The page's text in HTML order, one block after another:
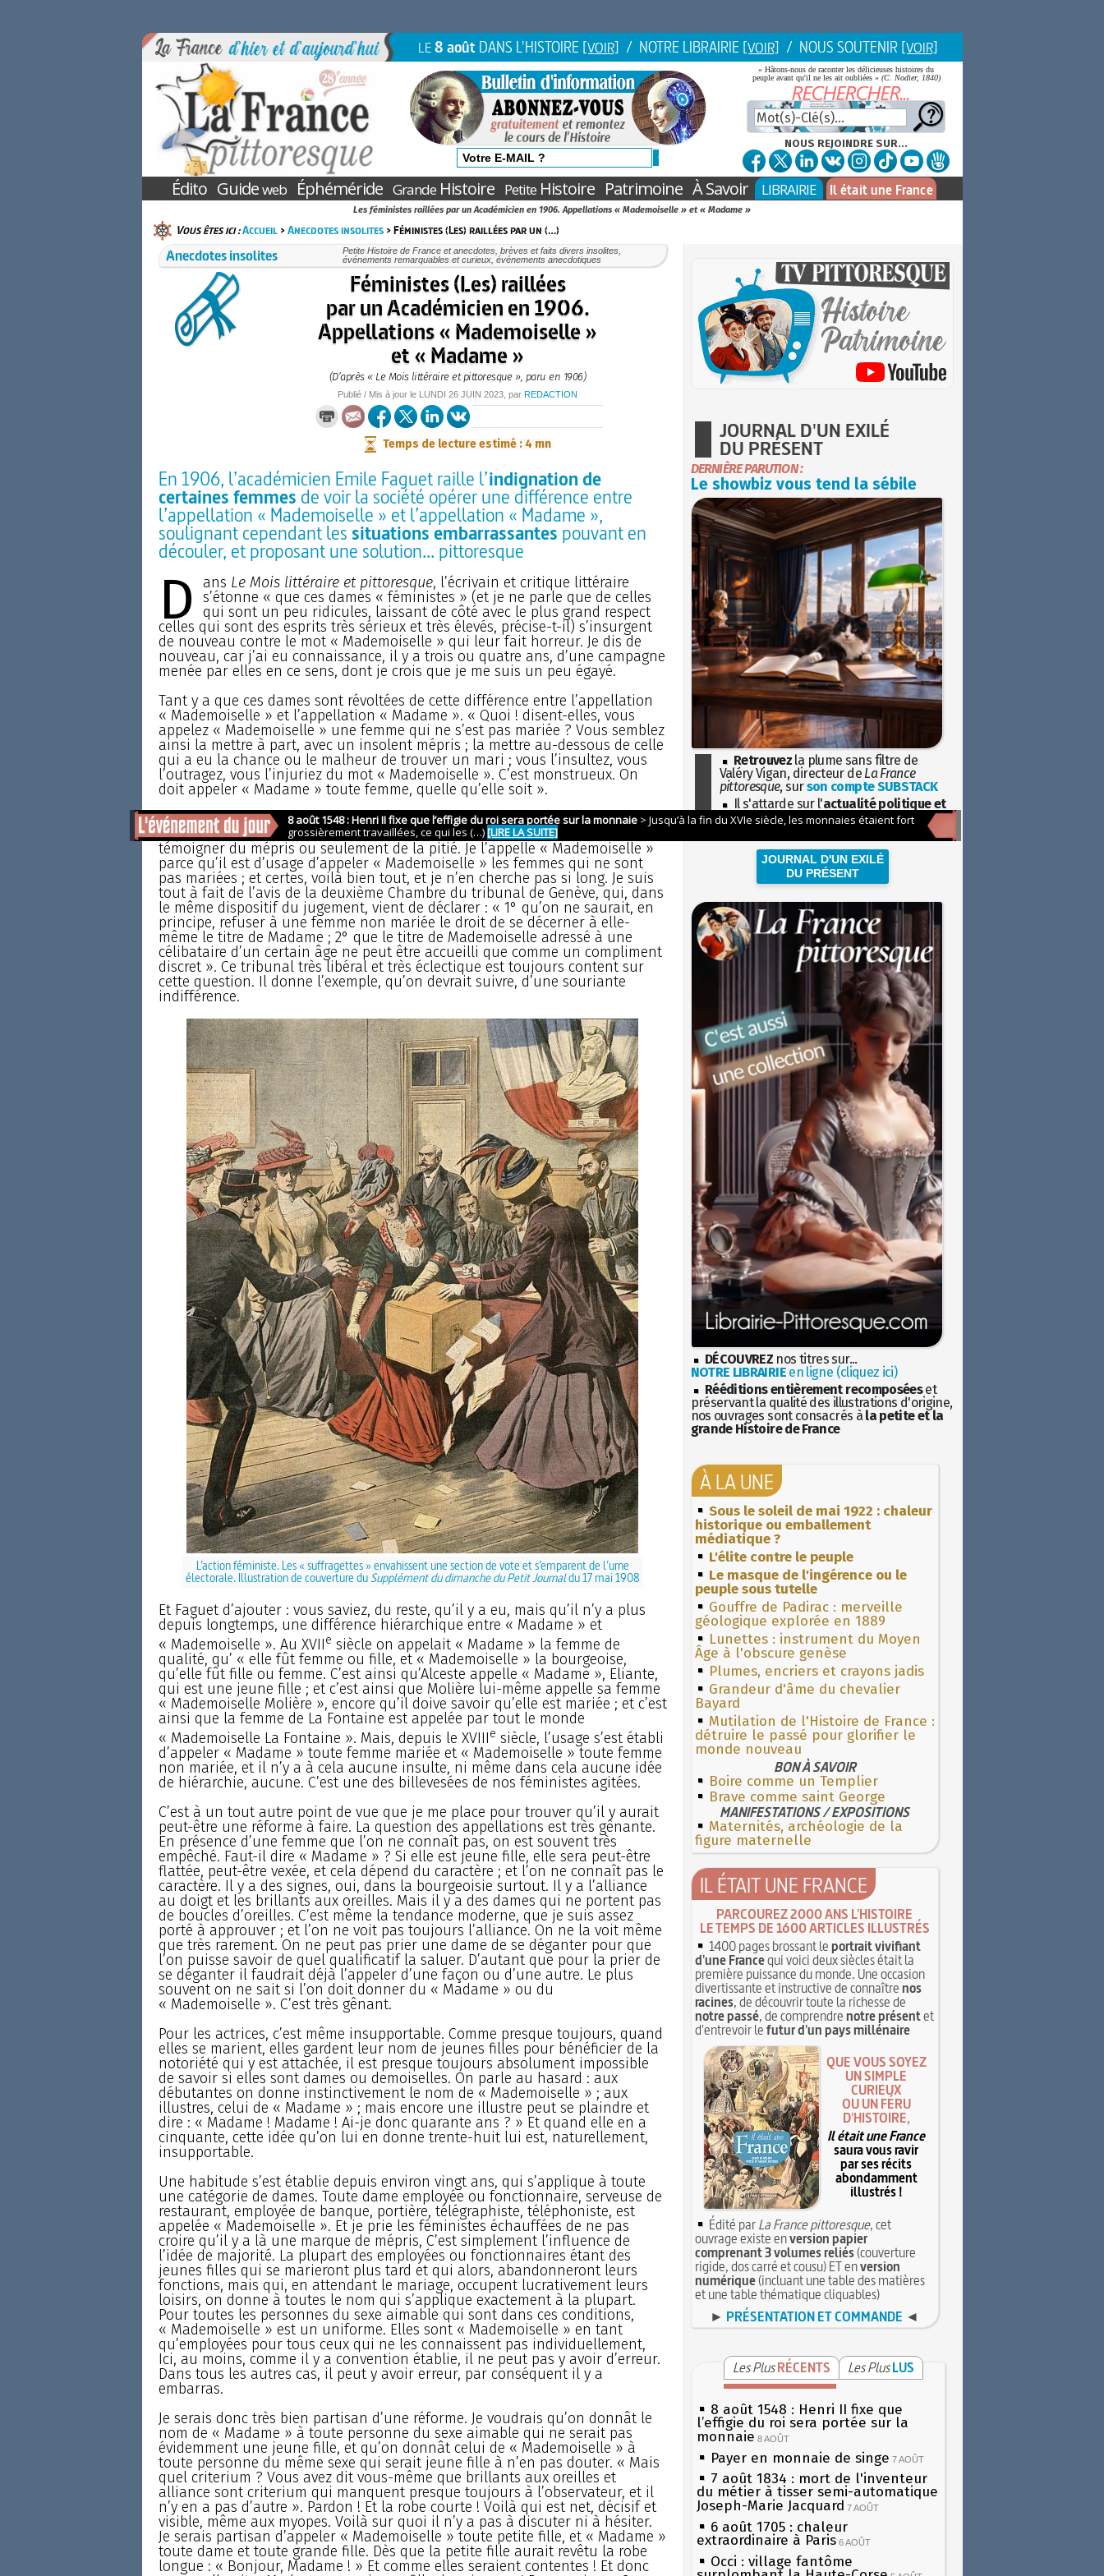
LE8 août DANS L'HISTOIRE [VOIR] / NOTRE LIBRAIRIE [VOIR] / NOUS SOUTENIR [VOIR]
« Hâtons-nous de raconter les délicieuses histoires du
peuple avant qu'il ne les ait oubliées » (C. Nodier, 1840)
NOUS REJOINDRE SUR...
Édito Guideweb Éphéméride GrandeHistoire PetiteHistoire Patrimoine À Savoir LIBRAIRIE Il était une France
Les féministes raillées par un Académicien en 1906. Appellations « Mademoiselle » et « Madame »
Vous êtes ici :Accueil>Anecdotes insolites> Féministes (Les) raillées par un (…)
Anecdotes insolites
Petite Histoire de France et anecdotes, brèves et faits divers insolites,
événements remarquables et curieux, événements anecdotiques
Féministes (Les) raillées
par un Académicien en 1906.
Appellations « Mademoiselle »
et « Madame »
(D’après « Le Mois littéraire et pittoresque », paru en 1906)
Publié / Mis à jour le LUNDI 26 JUIN 2023 , par REDACTION
Temps de lecture estimé : 4 mn
En 1906, l’académicien Emile Faguet raille l’indignation de
certaines femmes de voir la société opérer une différence entre
l’appellation « Mademoiselle » et l’appellation « Madame »,
soulignant cependant lessituations embarrassantes pouvant en
découler, et proposant une solution... pittoresque
D ans Le Mois littéraire et pittoresque, l’écrivain et critique littéraire
s’étonne « que ces dames « féministes » (et je ne parle que de celles
qui sont un peu ridicules, laissant de côté avec le plus grand respect
celles qui sont des esprits très sérieux et très élevés, précise-t-il) s’insurgent
de nouveau contre le mot « Mademoiselle » qui leur fait horreur. Je dis de
nouveau, car j’ai eu connaissance, il y a trois ou quatre ans, d’une campagne
menée par elles en ce sens, dont je crois que je me suis un peu égayé.
Tant y a que ces dames sont révoltées de cette différence entre l’appellation
« Mademoiselle » et l’appellation « Madame ». « Quoi ! disent-elles, vous
appelez « Mademoiselle » une femme qui ne s’est pas mariée ? Vous semblez
ainsi la mettre à part, avec un insolent mépris ; la mettre au-dessous de celle
qui a eu la chance ou le malheur de trouver un mari ; vous l’insultez, vous
l’outragez, vous l’injuriez du mot « Mademoiselle ». C’est monstrueux. On
doit appeler « Madame » toute femme, quelle qu’elle soit ».
Faguet poursuit : « Je veux subir des supplices raffinés si j’ai jamais eu,
appelant une femme « Mademoiselle », la moindre intention de lui
témoigner du mépris ou seulement de la pitié. Je l’appelle « Mademoiselle »
parce qu’il est d’usage d’appeler « Mademoiselle » les femmes qui ne sont
pas mariées ; et certes, voilà bien tout, et je n’en cherche pas si long. Je suis
tout à fait de l’avis de la deuxième Chambre du tribunal de Genève, qui, dans
le même dispositif du jugement, vient de déclarer : « 1° qu’on ne saurait, en
principe, refuser à une femme non mariée le droit de se décerner à elle-
même le titre de Madame ; 2° que le titre de Mademoiselle adressé à une
célibataire d’un certain âge ne peut être accueilli que comme un compliment
discret ». Ce tribunal très libéral et très éclectique est toujours content sur
cette question. Il donne l’exemple, qu’on devrait suivre, d’une souriante
indifférence.
L’action féministe. Les « suffragettes » envahissent une section de vote et s’emparent de l’urne
électorale. Illustration de couverture duSupplément du dimanche du Petit Journaldu 17 mai 1908
Et Faguet d’ajouter : vous saviez, du reste, qu’il y a eu, mais qu’il n’y a plus
depuis longtemps, une différence hiérarchique entre « Madame » et
« Mademoiselle ». Au XVIIe siècle on appelait « Madame » la femme de
qualité, qu’ « elle fût femme ou fille, et « Mademoiselle » la bourgeoise,
qu’elle fût fille ou femme. C’est ainsi qu’Alceste appelle « Madame », Eliante,
qui est une jeune fille ; et c’est ainsi que Molière lui-même appelle sa femme
« Mademoiselle Molière », encore qu’il doive savoir qu’elle est mariée ; et c’est
ainsi que la femme de La Fontaine est appelée par tout le monde
« Mademoiselle La Fontaine ». Mais, depuis le XVIIIe siècle, l’usage s’est établi
d’appeler « Madame » toute femme mariée et « Mademoiselle » toute femme
non mariée, et il n’y a à cela aucune insulte, ni même dans cela aucune idée
de hiérarchie, aucune. C’est une des billevesées de nos féministes agitées.
C’est à un tout autre point de vue que je me place pour trouver qu’il y aurait
peut-être une réforme à faire. La question des appellations est très gênante.
En présence d’une femme que l’on ne connaît pas, on est souvent très
empêché. Faut-il dire « Madame » ? Si elle est jeune fille, elle sera peut-être
flattée, peut-être vexée, et cela dépend du caractère ; et l’on ne connaît pas le
caractère. Il y a des signes, oui, dans la bourgeoisie surtout. Il y a l’alliance
au doigt et les brillants aux oreilles. Mais il y a des dames qui ne portent pas
de boucles d’oreilles. C’est même la tendance moderne, que je suis assez
porté à approuver ; et l’on ne voit pas toujours l’alliance. On ne la voit même
que très rarement. On ne peut pas prier une dame de se déganter pour que
l’on puisse savoir de quel qualificatif la saluer. D’autant que pour la prier de
se déganter il faudrait déjà l’appeler d’une façon ou d’une autre. Le plus
souvent on ne sait si l’on doit donner du « Madame » ou du
« Mademoiselle ». C’est très gênant.
Pour les actrices, c’est même insupportable. Comme presque toujours, quand
elles se marient, elles gardent leur nom de jeunes filles pour bénéficier de la
notoriété qui y est attachée, il est presque toujours absolument impossible
de savoir si elles sont dames ou demoiselles. On parle au hasard : aux
débutantes on donne instinctivement le nom de « Mademoiselle » ; aux
illustres, celui de « Madame » ; mais encore une illustre peut se plaindre et
dire : « Madame ! Madame ! Ai-je donc quarante ans ? » Et quand elle en a
cinquante, cette idée qu’on lui en donne trente-huit lui est, naturellement,
insupportable.
Une habitude s’est établie depuis environ vingt ans, qui s’applique à toute
une catégorie de dames. Toute dame employée ou fonctionnaire, serveuse de
restaurant, employée de banque, portière, télégraphiste, téléphoniste, est
appelée « Mademoiselle ». Et je prie les féministes échauffées de ne pas
croire qu’il y a là une marque de mépris, C’est simplement l’influence de
l’idée de majorité. La plupart des employées ou fonctionnaires étant des
jeunes filles qui se marieront plus tard et qui alors, abandonneront leurs
fonctions, mais qui, en attendant le mariage, occupent lucrativement leurs
loisirs, on donne à toutes le nom qui s’applique exactement à la plupart.
Pour toutes les personnes du sexe aimable qui sont dans ces conditions,
« Mademoiselle » est un uniforme. Elles sont « Mademoiselle » en tant
qu’employées pour tous ceux qui ne les connaissent pas individuellement,
Ici, au moins, comme il y a convention établie, il ne peut pas y avoir d’erreur.
Dans tous les autres cas, il peut y avoir erreur, par conséquent il y a
embarras.
Je serais donc très bien partisan d’une réforme. Je voudrais qu’on donnât le
nom de « Madame » à toute personne du sexe aimable qui ne serait pas
évidemment une jeune fille, et qu’on donnât celui de « Mademoiselle » à
toute personne du même sexe qui serait jeune fille à n’en pas douter. « Mais
quel criterium ? Vous avez dit vous-même que brillants aux oreilles et
alliance sont criterium qui manquent presque toujours à l’observateur, et il
n’y en a pas d’autre ». Pardon ! Et la robe courte ! Voilà qui est net, décisif et
visible, même aux myopes. Voilà sur quoi il n’y a pas à discuter ni à hésiter.
Je serais partisan d’appeler « Mademoiselle » toute petite fille, et « Madame »
toute dame et toute grande fille. Dès que la petite fille aurait revêtu la robe
longue : « Bonjour, Madame ! » Et comme elles seraient contentes ! Et donc
JOURNAL D'UN EXILÉ
DU PRÉSENT
DERNIÈRE PARUTION :
Le showbiz vous tend la sébile
Retrouvez la plume sans filtre de
Valéry Vigan, directeur de La France
pittoresque, surson compte SUBSTACK
Il s'attarde sur l'actualité politique et
sociétaleavec la hauteur de vue de
JOURNAL D'UN EXILÉ
DU PRÉSENT
DÉCOUVREZ nos titres sur...
NOTRE LIBRAIRIEen ligne (cliquez ici)
Rééditions entièrement recomposéeset
préservant la qualité des illustrations d'origine,
nos ouvrages sont consacrés à la petite et la
grande Histoire de France
À LA UNE
Sous le soleil de mai 1922 : chaleur
historique ou emballement
médiatique ?
L'élite contre le peuple
Le masque de l'ingérence ou le
peuple sous tutelle
Gouffre de Padirac : merveille
géologique explorée en 1889
Lunettes : instrument du Moyen
Âge à l'obscure genèse
Plumes, encriers et crayons jadis
Grandeur d'âme du chevalier
Bayard
Mutilation de l'Histoire de France :
détruire le passé pour glorifier le
monde nouveau
BON À SAVOIR
Boire comme un Templier
Brave comme saint George
MANIFESTATIONS / EXPOSITIONS
Maternités, archéologie de la
figure maternelle
IL ÉTAIT UNE FRANCE
PARCOUREZ 2000 ANS L'HISTOIRE
LE TEMPS DE 1600 ARTICLES ILLUSTRÉS
1400 pages brossant leportrait vivifiant
d'une Francequi voici deux siècles était la
première puissance du monde. Une occasion
divertissante et instructive de connaîtrenos
racines, de découvrir toute la richesse de
notre passé, de comprendrenotre présentet
d'entrevoir lefutur d'un pays millénaire
QUE VOUS SOYEZ
UN SIMPLE
CURIEUX
OU UN FÉRU
D'HISTOIRE,
Il était une France
saura vous ravir
par ses récits
abondamment
illustrés !
Édité parLa France pittoresque, cet
ouvrage existe enversion papier
comprenant 3 volumes reliés(couverture
rigide, dos carré et cousu) ET enversion
numérique(incluant une table des matières
et une table thématique cliquables)
► PRÉSENTATION ET COMMANDE ◄
Les Plus RÉCENTS Les Plus LUS
8 août 1548 : Henri II fixe que
l’effigie du roi sera portée sur la
monnaie 8 AOÛT
Payer en monnaie de singe 7 AOÛT
7 août 1834 : mort de l'inventeur
du métier à tisser semi-automatique
Joseph-Marie Jacquard 7 AOÛT
6 août 1705 : chaleur
extraordinaire à Paris 6 AOÛT
Occi : village fantôme